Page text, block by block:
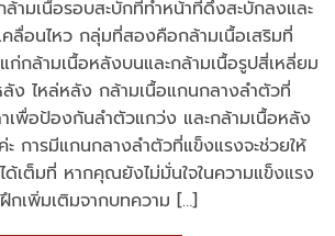
ามเนื้อรอบสะบักที่ทำหน้าที่ดึงสะบักลงและ
คลื่อนไหว กลุ่มที่สองคือกล้ามเนื้อเสริมที่
ก่กล้ามเนื้อหลังบนและกล้ามเนื้อรูปสี่เหลี่ยม
ง ไหล่หลัง กล้ามเนื้อแกนกลางลำตัวที่
เพื่อป้องกันลำตัวแกว่ง และกล้ามเนื้อหลัง
การมีแกนกลางลำตัวที่แข็งแรงจะช่วยให้
ด้เต็มที่ หากคุณยังไม่มั่นใจในความแข็งแรง
กเพิ่มเติมจากบทความ […]